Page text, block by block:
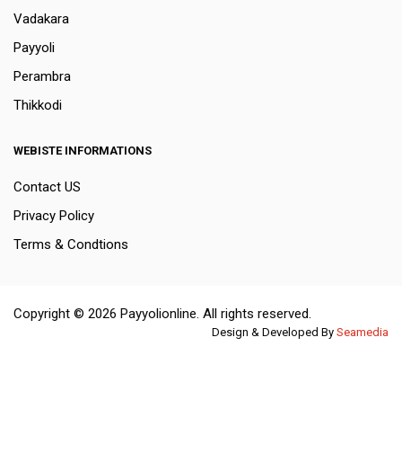
Vadakara
Payyoli
Perambra
Thikkodi
WEBISTE INFORMATIONS
Contact US
Privacy Policy
Terms & Condtions
Copyright © 2026 Payyolionline. All rights reserved.
Design & Developed By Seamedia